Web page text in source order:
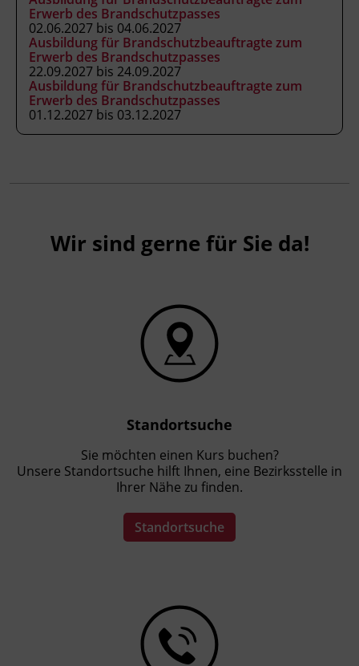
Erwerb des Brandschutzpasses
02.06.2027 bis 04.06.2027
Ausbildung für Brandschutzbeauftragte zum
Erwerb des Brandschutzpasses
22.09.2027 bis 24.09.2027
Ausbildung für Brandschutzbeauftragte zum
Erwerb des Brandschutzpasses
01.12.2027 bis 03.12.2027
Wir sind gerne für Sie da!
Standortsuche
Sie möchten einen Kurs buchen?
Unsere Standortsuche hilft Ihnen, eine Bezirksstelle in
Ihrer Nähe zu finden.
Standortsuche